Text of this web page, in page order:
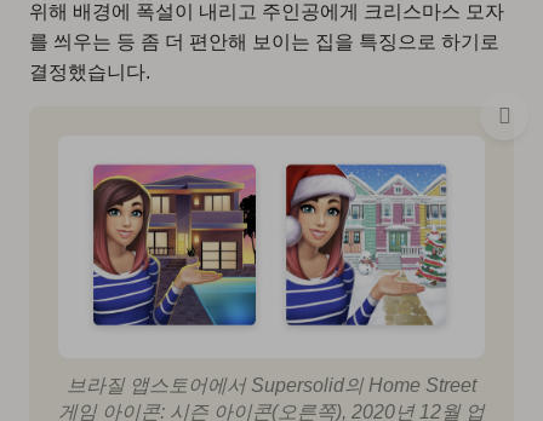
위해 배경에 폭설이 내리고 주인공에게 크리스마스 모자
를 씌우는 등 좀 더 편안해 보이는 집을 특징으로 하기로
결정했습니다.
브라질 앱스토어에서 Supersolid의 Home Street
게임 아이콘: 시즌 아이콘(오른쪽), 2020년 12월 업